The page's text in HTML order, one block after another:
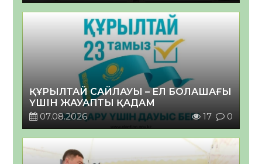
ҚҰРЫЛТАЙ САЙЛАУЫ – ЕЛ БОЛАШАҒЫ
ҮШІН ЖАУАПТЫ ҚАДАМ
07.08.2026
17 0